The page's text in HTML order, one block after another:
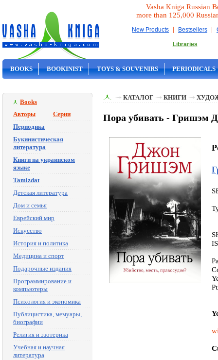
Vasha Kniga Russian
more than 125,000
New Products | Bestsellers |
Libraries
BOOKS BOOKINIST TOYS & SOUVENIRS PERIODICALS
Books
Авторы
Серии
Периодика
Букинистическая
литература
Книги на украинском
языке
Tamizdat
Детская литература
Дом и семья
Еврейский мир
Искусство
История и политика
Медицина и спорт
Подарочные издания
Программирование и
компьютеры
Психология и экономика
Публицистика, мемуары,
биографии
Религия и эзотерика
Учебная и научная
литература
КАТАЛОГ КНИГИ
Пора убивать - Гришэм